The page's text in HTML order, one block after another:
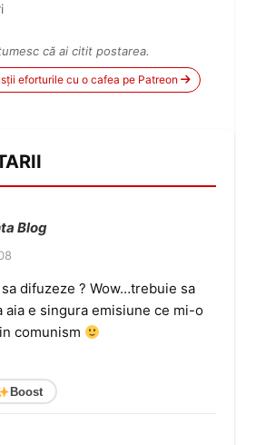
că ai citit postarea.
eforturile cu o cafea pe Patreon
Blog
difuzeze ? Wow…trebuie sa
aia e singura emisiune ce mi-o
comunism
Boost